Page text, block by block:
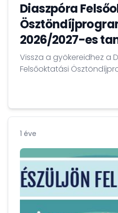
Diaszpóra
2026/2027-es
Vissza a gyökereidhez a
Felsőoktatási
1 éve